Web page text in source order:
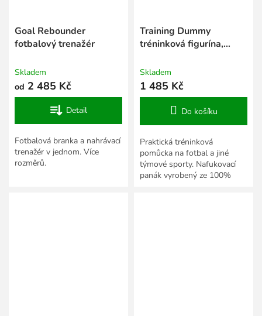
Goal Rebounder
fotbalový trenažér
Skladem
od 2 485 Kč
Detail
Fotbalová branka a nahrávací
trenažér v jednom. Více
rozměrů.
Training Dummy
tréninková figurína,
Skladem
1 485 Kč
Do košíku
Praktická tréninková
pomůcka na fotbal a jiné
týmové sporty. Nafukovací
panák vyrobený ze 100%